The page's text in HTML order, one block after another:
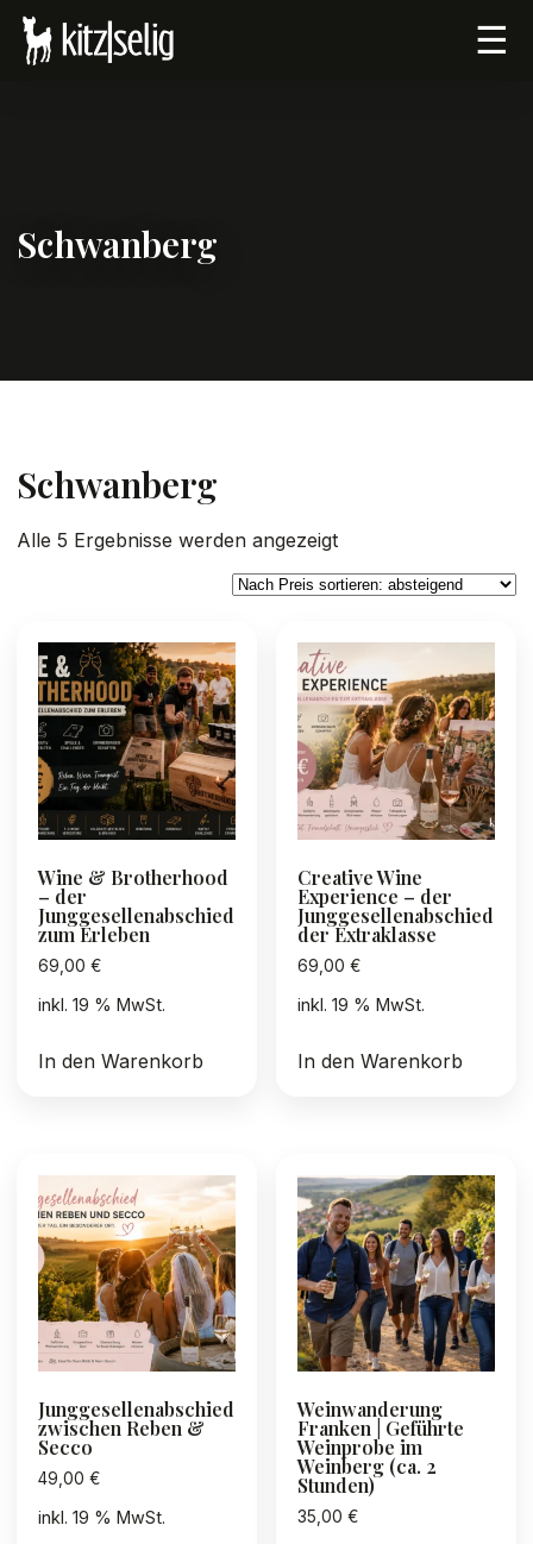
☰
Schwanberg
Schwanberg
Alle 5 Ergebnisse werden angezeigtNach
Preis
sortiert:
Wine & Brotherhood
– der
Junggesellenabschied
zum Erleben
69,00 €
inkl. 19 % MwSt.
In den Warenkorb
Creative Wine
Experience – der
Junggesellenabschied
der Extraklasse
69,00€
inkl. 19 % MwSt.
In den Warenkorb
Junggesellenabschied
zwischen Reben &
Secco
49,00 €
inkl. 19 % MwSt.
Weinwanderung
Franken | Geführte
Weinprobe im
Weinberg (ca. 2
Stunden)
35,00€